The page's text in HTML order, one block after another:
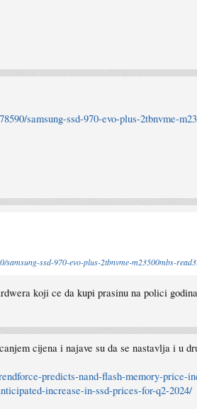
samsung-ssd-970-evo-plus-2tbnvme-
samsung-ssd-970-evo-plus-2tbnvme-m23500mbs-
koji ce da kupi prasinu na polici
cijena i najave su da se nastavlja i u
predicts-nand-flash-memory-price-
increase-in-ssd-prices-for-q2-2024/